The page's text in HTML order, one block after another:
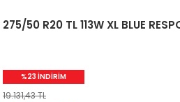
275/50 R20 TL 113W XL BLUE
%23 İNDİRİM
19.131,43 TL